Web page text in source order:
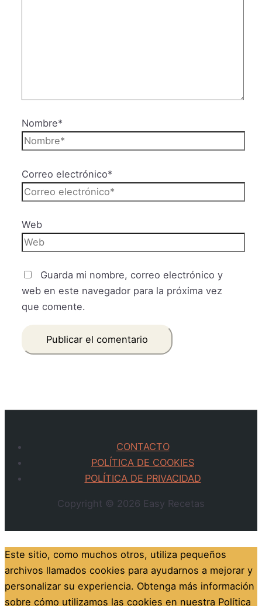
Nombre*
Correo electrónico*
Web
Guarda mi nombre, correo electrónico y
web en este navegador para la próxima vez
que comente.
CONTACTO
POLÍTICA DE COOKIES
POLÍTICA DE PRIVACIDAD
Copyright © 2026 Easy Recetas
Este sitio, como muchos otros, utiliza pequeños
archivos llamados cookies para ayudarnos a mejorar y
personalizar su experiencia. Obtenga más información
sobre cómo utilizamos las cookies en nuestra Política